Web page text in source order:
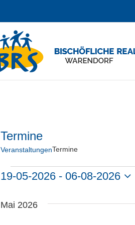
Termine
VeranstaltungenTermine
Veranstaltungen
19-05-2026 - 06-08-2026
Mai 2026